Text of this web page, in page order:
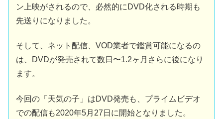
ン上映がされるので、必然的にDVD化される時期も
先送りになりました。
そして、ネット配信、VOD業者で鑑賞可能になるの
は、DVDが発売されて数日〜1.2ヶ月さらに後になり
ます。
今回の「天気の子」はDVD発売も、プライムビデオ
での配信も2020年5月27日に開始となりました。